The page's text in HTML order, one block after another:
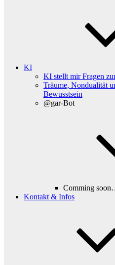
KI
KI stellt mir Fragen
Träume, Nondualität
Bewusstsein
@gar-Bot
Comming
Kontakt & Infos